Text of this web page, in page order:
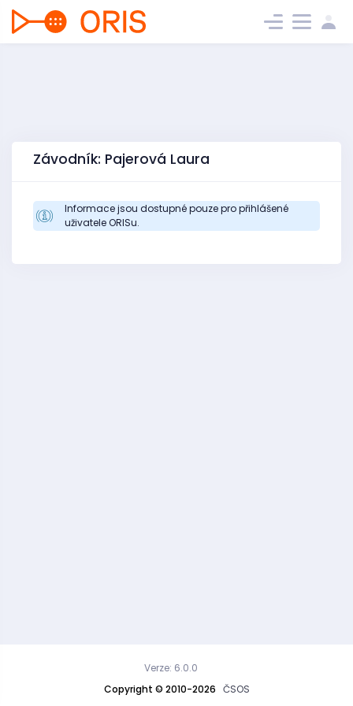
Závodník: Pajerová Laura
Informace jsou dostupné pouze pro přihlášené
uživatele ORISu.
Copyright © 2010-2026 ČSOS
Verze: 6.0.0